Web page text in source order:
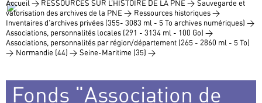
Accueil > RESSOURCES SUR L’HISTOIRE DE LA PNE > Sauvegarde et
valorisation des archives de la PNE > Ressources historiques >
Inventaires d’archives privées (355- 3083 ml - 5 To archives numériques) >
Associations, personnalités locales (291 - 3134 ml - 100 Go) >
Associations, personnalités par région/département (265 - 2860 ml - 5 To)
> Normandie (44) > Seine-Maritime (35) >
Fonds "Association de